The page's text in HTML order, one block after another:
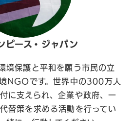
ピース・ジャパン
境保護と平和を願う市民の立
NGOです。世界中の300万人
に支えられ、企業や政府、一
替策を求める活動を行ってい